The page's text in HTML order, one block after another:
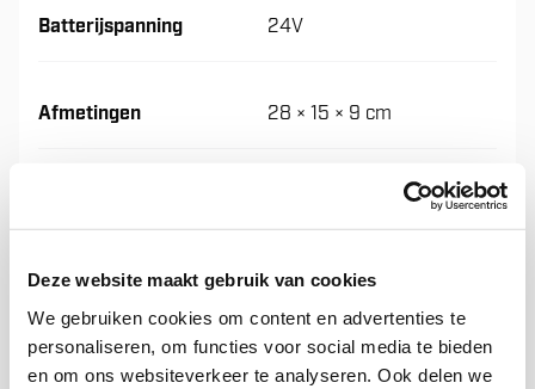
Deze website maakt gebruik van cookies
We gebruiken cookies om content en advertenties te
personaliseren, om functies voor social media te bieden
en om ons websiteverkeer te analyseren. Ook delen we
Batterijspanning 24V
Afmetingen 28 × 15 × 9 cm
Netspanning 220 - 240V
Batterij Loodzuur / Gel / AGM